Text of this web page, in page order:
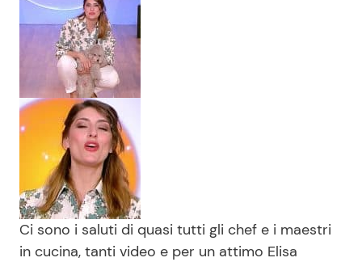
Ci sono i saluti di quasi tutti gli chef e i maestri
in cucina, tanti video e per un attimo Elisa